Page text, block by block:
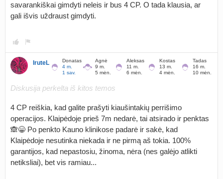
savarankiškai gimdyti neleis ir bus 4 CP. O tada klausia, ar
gali išvis uždraust gimdyti.
IruteL
Donatas
4 m.
1 sav.
Agnė
9 m.
5 mėn.
Aleksas
11 m.
6 mėn.
Kostas
13 m.
4 mėn.
Tadas
16 m.
10 mėn.
Diskusija perkelta iš kitos temos
4 CP reiškia, kad galite prašyti kiaušintakių perrišimo
operacijos. Klaipėdoje prieš 7m nedarė, tai atsirado ir penktas
🙈😁 Po penkto Kauno klinikose padarė ir sakė, kad
Klaipėdoje nesutinka niekada ir ne pirmą aš tokia. 100%
garantijos, kad nepastosiu, žinoma, nėra (nes galėjo atlikti
netiksliai), bet vis ramiau...